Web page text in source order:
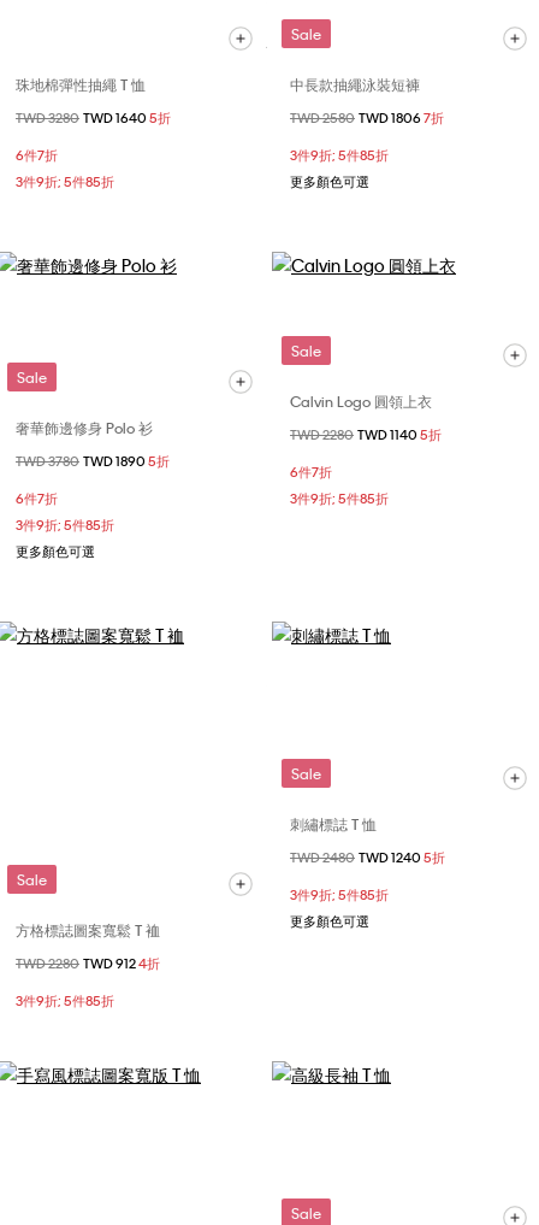
珠地棉彈性抽繩 T 恤
價格扣減從
TWD 3280 至
TWD 1640 5折
6件7折
3件9折; 5件85折
Sale
中長款抽繩泳裝短褲
價格扣減從
TWD 2580 至
TWD 18067折
3件9折; 5件85折
更多顏色可選
Sale
奢華飾邊修身 Polo 衫
價格扣減從
TWD 3780 至
TWD 1890 5折
6件7折
3件9折; 5件85折
更多顏色可選
Sale
Calvin Logo 圓領上衣
價格扣減從
TWD 2280 至
TWD 1140 5折
6件7折
3件9折; 5件85折
Sale
方格標誌圖案寬鬆 T 裇
價格扣減從
TWD 2280 至
TWD 9124折
3件9折; 5件85折
Sale
刺繡標誌 T 恤
價格扣減從
TWD 2480 至
TWD 1240 5折
3件9折; 5件85折
更多顏色可選
Sale